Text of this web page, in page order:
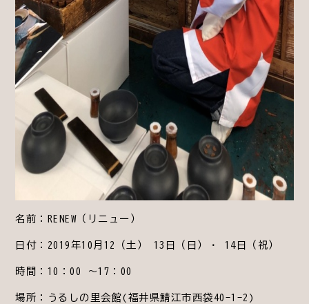
名前：RENEW（リニュー）
日付：2019年10月12（土） 13日（日）・ 14日（祝）
時間：10：00 ～17：00
場所：うるしの里会館(福井県鯖江市西袋40-1-2)